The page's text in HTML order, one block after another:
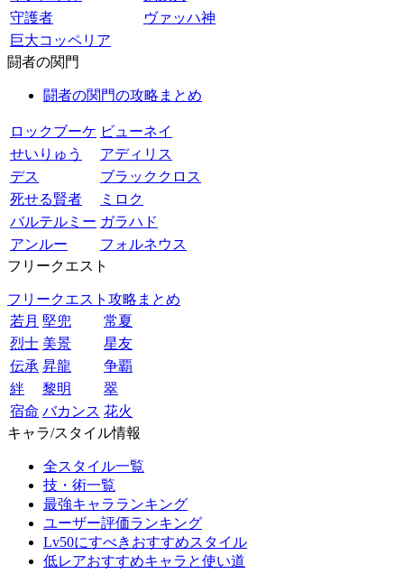
守護者
ヴァッハ神
巨大コッペリア
闘者の関門
闘者の関門の攻略まとめ
ロックブーケ ビューネイ
せいりゅう
アディリス
デス
ブラッククロス
死せる賢者
ミロク
バルテルミー ガラハド
アンルー
フォルネウス
フリークエスト
フリークエスト攻略まとめ
若月 堅兜
常夏
烈士 美景
星友
伝承 昇龍
争覇
絆
黎明
翠
宿命 バカンス 花火
キャラ/スタイル情報
全スタイル一覧
技・術一覧
最強キャラランキング
ユーザー評価ランキング
Lv50にすべきおすすめスタイル
低レアおすすめキャラと使い道